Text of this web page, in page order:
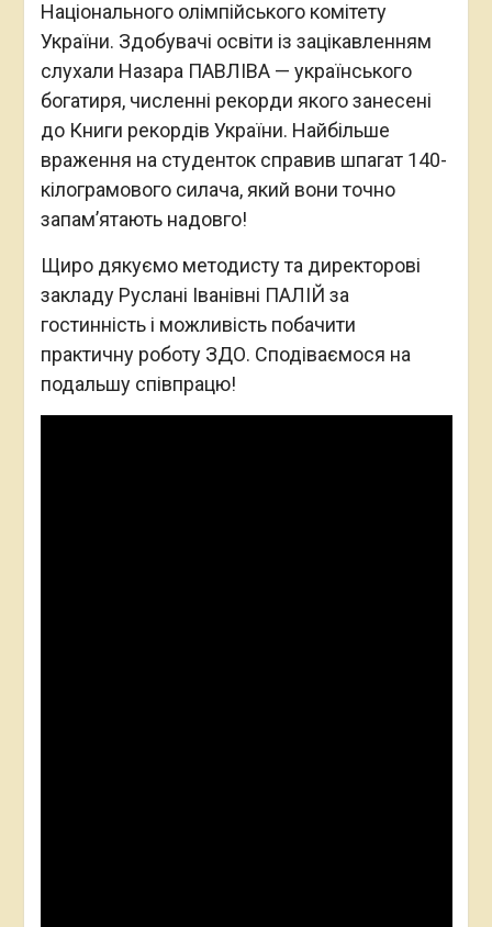
Національного олімпійського комітету
України. Здобувачі освіти із зацікавленням
слухали Назара ПАВЛІВА — українського
богатиря, численні рекорди якого занесені
до Книги рекордів України. Найбільше
враження на студенток справив шпагат 140-
кілограмового силача, який вони точно
запам’ятають надовго!
Щиро дякуємо методисту та директорові
закладу Руслані Іванівні ПАЛІЙ за
гостинність і можливість побачити
практичну роботу ЗДО. Сподіваємося на
подальшу співпрацю!